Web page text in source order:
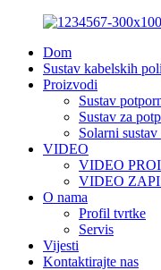
Dom
Sustav kabelskih
Proizvodi
Sustav
Sustav za
Solarni
VIDEO
VIDEO
VIDEO
O nama
Profil tvrtke
Servis
Vijesti
Kontaktirajte nas